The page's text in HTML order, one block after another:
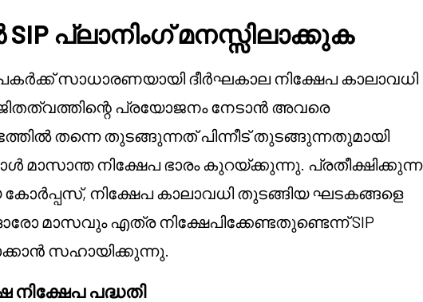
SIP പ്ലാനിംഗ് മനസ്സിലാക്കുക
സാധാരണയായി ദീർഘകാല നിക്ഷേപ കാലാവധി
പ്രയോജനം നേടാൻ അവരെ
തന്നെ തുടങ്ങുന്നത് പിന്നീട് തുടങ്ങുന്നതുമായി
മാസാന്ത നിക്ഷേപ ഭാരം കുറയ്ക്കുന്നു. പ്രതീക്ഷിക്കുന്ന
കോർപ്പസ്, നിക്ഷേപ കാലാവധി തുടങ്ങിയ ഘടകങ്ങളെ
മാസവും എത്ര നിക്ഷേപിക്കേണ്ടതുണ്ടെന്ന് SIP
സഹായിക്കുന്നു.
നിക്ഷേപ പദ്ധതി